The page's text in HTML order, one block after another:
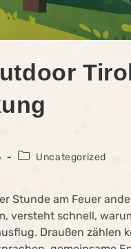
Uncategorized
Stunde am Feuer
versteht schnell,
Draußen zählen